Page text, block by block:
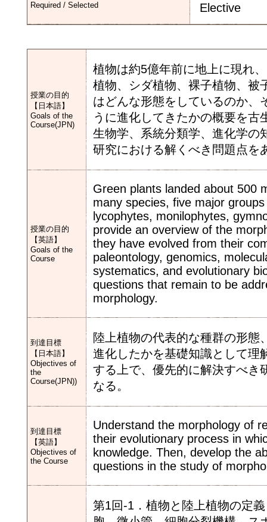
Required / Selected
Elective
授業の目的
【日本語】
Goals of the
Course(JPN)
植物は約5億年前に地上に現れ
植物、シダ植物、裸子植物、被
はどんな形態をしているのか、
うに進化してきたかの概要を
生物学、系統分類学、進化学の
研究における解くべき問題点を
授業の目的
【英語】
Goals of the
Course
Green plants landed about 500
many species, five major
lycophytes, monilophytes,
provide an overview of the
they have evolved from their
paleontology, genomics,
systematics, and evolutionary
questions that remain to be
morphology.
到達目標
【日本語】
Objectives of
the
Course(JPN))
陸上植物の代表的な種群の形態
進化したかを基礎知識として理
する上で、優先的に解決すべき
なる。
到達目標
【英語】
Objectives of
the Course
Understand the morphology of
their evolutionary process in
knowledge. Then, develop the
questions in the study of
第1回-1．植物と陸上植物の定